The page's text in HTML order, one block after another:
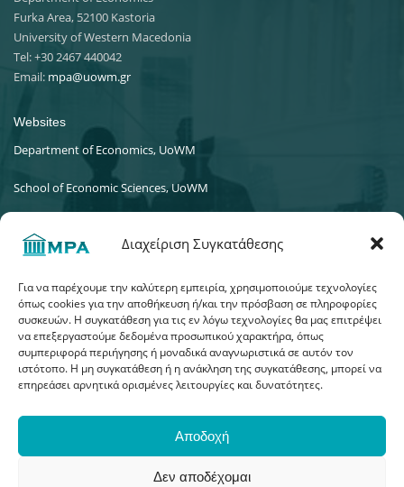
Διαχείριση Συγκατάθεσης
Για να παρέχουμε την καλύτερη εμπειρία, χρησιμοποιούμε τεχνολογίες
όπως cookies για την αποθήκευση ή/και την πρόσβαση σε πληροφορίες
συσκευών. Η συγκατάθεση για τις εν λόγω τεχνολογίες θα μας επιτρέψει
να επεξεργαστούμε δεδομένα προσωπικού χαρακτήρα, όπως
συμπεριφορά περιήγησης ή μοναδικά αναγνωριστικά σε αυτόν τον
ιστότοπο. Η μη συγκατάθεση ή η ανάκληση της συγκατάθεσης, μπορεί να
επηρεάσει αρνητικά ορισμένες λειτουργίες και δυνατότητες.
Αποδοχή
Δεν αποδέχομαι
Furka Area, 52100 Kastoria
University of Western Macedonia
Tel: +30 2467 440042
Email: mpa@uowm.gr
Websites
Department of Economics, UoWM
School of Economic Sciences, UoWM